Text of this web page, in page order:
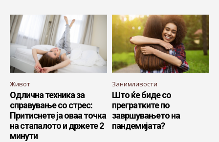
Живот
Одлична техника за
справување со стрес:
Притиснете ја оваа точка
на стапалото и држете 2
минути
Занимливости
Што ќе биде со
прегратките по
завршувањето на
пандемијата?